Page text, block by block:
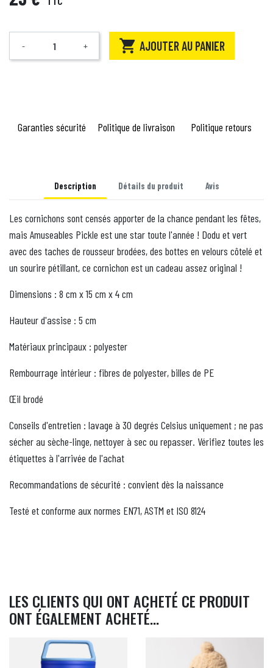
Quantité
- +  AJOUTER AU PANIER
Garanties sécurité Politique de livraison Politique retours
Description Détails du produit Avis
Les cornichons sont censés apporter de la chance pendant les fêtes,
mais Amuseables Pickle est une star toute l'année ! Dodu et vert
avec des taches de rousseur brodées, des bottes en velours côtelé et
un sourire pétillant, ce cornichon est un cadeau assez original !
Dimensions : 8 cm x 15 cm x 4 cm
Hauteur d'assise : 5 cm
Matériaux principaux : polyester
Rembourrage intérieur : fibres de polyester, billes de PE
Œil brodé
Conseils d'entretien : lavage à 30 degrés Celsius uniquement ; ne pas
sécher au sèche-linge, nettoyer à sec ou repasser. Vérifiez toutes les
étiquettes à l'arrivée de l'achat
Recommandations de sécurité : convient dès la naissance
Testé et conforme aux normes EN71, ASTM et ISO 8124
LES CLIENTS QUI ONT ACHETÉ CE PRODUIT
ONT ÉGALEMENT ACHETÉ...